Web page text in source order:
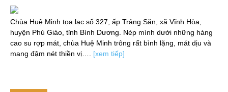
Chùa Huệ Minh tọa lạc số 327, ấp Trảng Săn, xã Vĩnh Hòa,
huyện Phú Giáo, tỉnh Bình Dương. Nép mình dưới những hàng
cao su rợp mát, chùa Huệ Minh trông rất bình lặng, mát dịu và
mang đậm nét thiền vị…. [xem tiếp]